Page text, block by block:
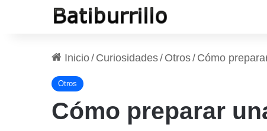
Inicio/ Curiosidades/ Otros/ Cómo
Otros
Cómo preparar